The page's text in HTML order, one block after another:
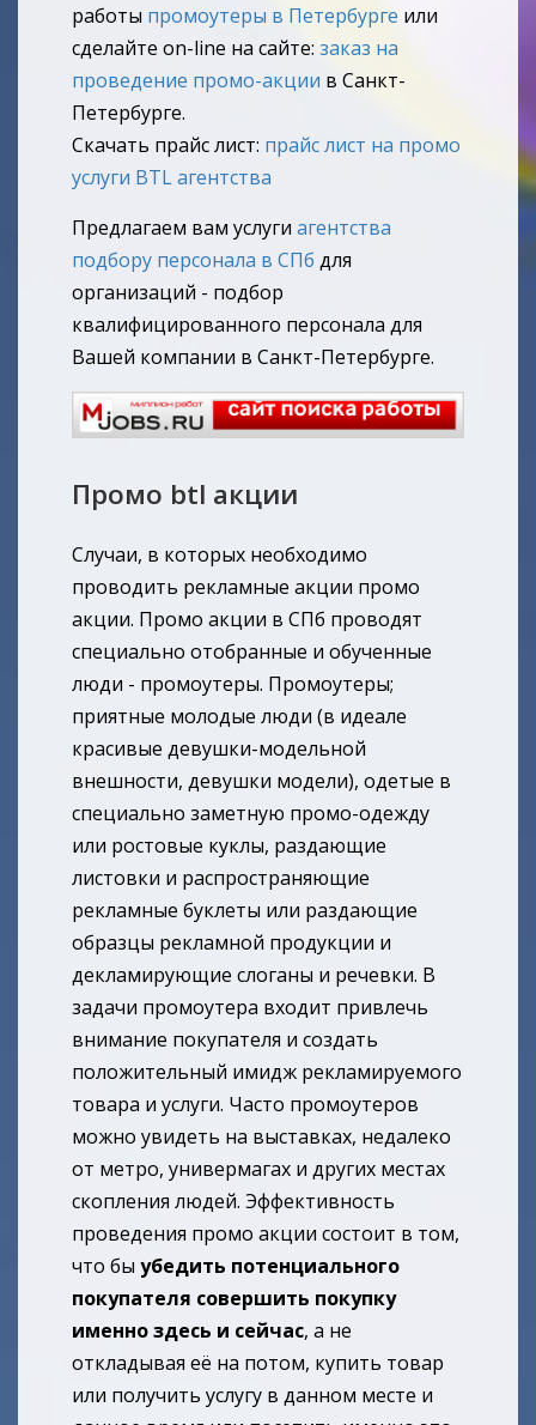
работы промоутеры в Петербурге или
сделайте on-line на сайте: заказ на
проведение промо-акции в Санкт-
Петербурге.
Скачать прайс лист: прайс лист на промо
услуги BTL агентства
Предлагаем вам услуги агентства
подбору персонала в СПб для
организаций - подбор
квалифицированного персонала для
Вашей компании в Санкт-Петербурге.
Промо btl акции
Случаи, в которых необходимо
проводить рекламные акции промо
акции. Промо акции в СПб проводят
специально отобранные и обученные
люди - промоутеры. Промоутеры;
приятные молодые люди (в идеале
красивые девушки-модельной
внешности, девушки модели), одетые в
специально заметную промо-одежду
или ростовые куклы, раздающие
листовки и распространяющие
рекламные буклеты или раздающие
образцы рекламной продукции и
декламирующие слоганы и речевки. В
задачи промоутера входит привлечь
внимание покупателя и создать
положительный имидж рекламируемого
товара и услуги. Часто промоутеров
можно увидеть на выставках, недалеко
от метро, универмагах и других местах
скопления людей. Эффективность
проведения промо акции состоит в том,
что бы убедить потенциального
покупателя совершить покупку
именно здесь и сейчас, а не
откладывая её на потом, купить товар
или получить услугу в данном месте и